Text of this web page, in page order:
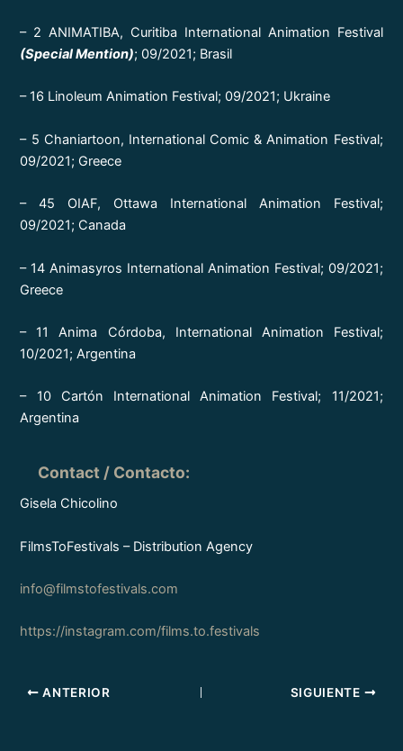
– 2 ANIMATIBA, Curitiba International Animation Festival
(Special Mention); 09/2021; Brasil
– 16 Linoleum Animation Festival; 09/2021; Ukraine
– 5 Chaniartoon, International Comic & Animation Festival;
09/2021; Greece
– 45 OIAF, Ottawa International Animation Festival;
09/2021; Canada
– 14 Animasyros International Animation Festival; 09/2021;
Greece
– 11 Anima Córdoba, International Animation Festival;
10/2021; Argentina
– 10 Cartón International Animation Festival; 11/2021;
Argentina
Contact / Contacto:
Gisela Chicolino
FilmsToFestivals – Distribution Agency
info@filmstofestivals.com
https://instagram.com/films.to.festivals
ANTERIOR SIGUIENTE